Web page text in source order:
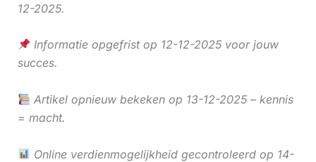
12-2025.
Informatie opgefrist op 12-12-2025 voor jouw
succes.
Artikel opnieuw bekeken op 13-12-2025 – kennis
= macht.
Online verdienmogelijkheid gecontroleerd op 14-